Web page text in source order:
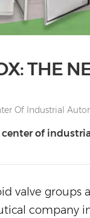
THE
Of Industrial
of
valve groups
company